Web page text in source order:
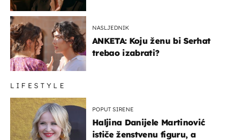
NASLJEDNIK
ANKETA: Koju ženu bi Serhat
trebao izabrati?
LIFESTYLE
POPUT SIRENE
Haljina Danijele Martinović
ističe ženstvenu figuru, a